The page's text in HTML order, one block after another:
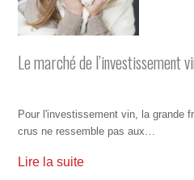
Le marché de l’investissement
Pour l'investissement vin, la grande
crus ne ressemble pas aux…
Lire la suite